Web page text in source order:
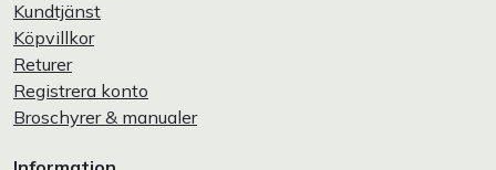
Kundtjänst
Köpvillkor
Returer
Registrera konto
Broschyrer & manualer